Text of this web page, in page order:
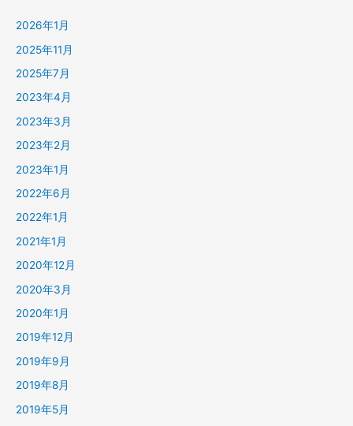
2026年1月
2025年11月
2025年7月
2023年4月
2023年3月
2023年2月
2023年1月
2022年6月
2022年1月
2021年1月
2020年12月
2020年3月
2020年1月
2019年12月
2019年9月
2019年8月
2019年5月